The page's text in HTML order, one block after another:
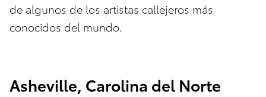
de algunos de los artistas callejeros más
conocidos del mundo.
Asheville, Carolina del Norte